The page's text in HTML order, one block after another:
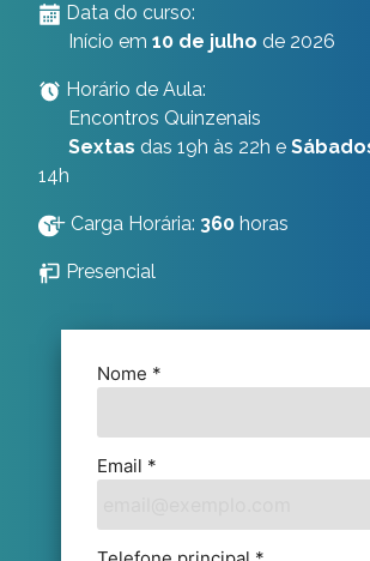
Data do curso:
Início em 10 de julho de 2026
Horário de Aula:
Encontros Quinzenais
Sextas das 19h às 22h e
14h
Carga Horária: 360 horas
Presencial